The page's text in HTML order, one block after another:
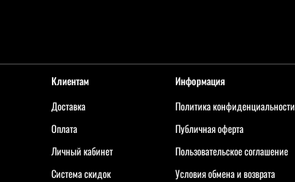
Клиентам
Доставка
Оплата
Личный кабинет
Система скидок
Информация
Политика конфиденциальности
Публичная оферта
Пользовательское соглашение
Условия обмена и возврата